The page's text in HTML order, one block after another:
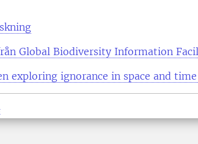
Global Biodiversity Information
exploring ignorance in space and time